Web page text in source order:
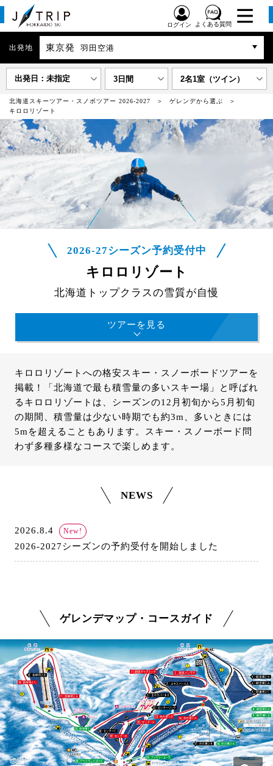
ログイン よくある質問
出発地 東京発 羽田空港
出発日：未指定 3日間 2名1室（ツイン）
北海道スキーツアー・スノボツアー 2026-2027
ゲレンデから選ぶ
キロロリゾート
2026-27シーズン予約受付中
キロロリゾート
北海道トップクラスの雪質が自慢
ツアーを見る
キロロリゾートへの格安スキー・スノーボードツアーを
掲載！「北海道で最も積雪量の多いスキー場」と呼ばれ
るキロロリゾートは、シーズンの12月初旬から5月初旬
の期間、積雪量は少ない時期でも約3m、多いときには
5mを超えることもあります。スキー・スノーボード問
わず多種多様なコースで楽しめます。
NEWS
2026.8.4 New!
2026-2027シーズンの予約受付を開始しました
ゲレンデマップ・コースガイド